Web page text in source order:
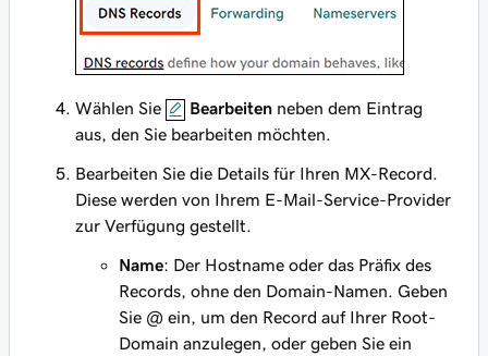
Wählen Sie Bearbeiten neben dem Eintrag
aus, den Sie bearbeiten möchten.
Bearbeiten Sie die Details für Ihren MX-Record.
Diese werden von Ihrem E-Mail-Service-Provider
zur Verfügung gestellt.
Name: Der Hostname oder das Präfix des
Records, ohne den Domain-Namen. Geben
Sie @ ein, um den Record auf Ihrer Root-
Domain anzulegen, oder geben Sie ein